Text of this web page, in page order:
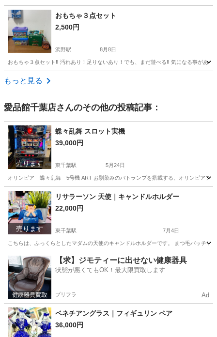
千葉 千葉市 海浜幕張駅 パズル
おもちゃ３点セット
2,500円
浜野駅 8月8日
おもちゃ３点セット‼️ 汚れあり！足りないあり！でも、まだ遊べる‼️ 気になる事があれ
千葉 千葉市
もっと見る
愛品館千葉店さんのその他の投稿記事：
売ります
蝶々乱舞 スロット実機
39,000円
東千葉駅 5月24日
オリンピア 蝶々乱舞 5号機 ART お馴染みのパトランプを搭載する、オリンピアブ
千葉 千葉市 東千葉駅 その他
売ります
リサラーソン 天使｜キャンドルホルダー
22,000円
東千葉駅 7月4日
こちらは、ふっくらとしたマダムの天使のキャンドルホルダーです。 まつ毛パッチ
千葉 千葉市 東千葉駅 インテリア雑貨/小物 天使
【求】ジモティーに出せない健康器具
状態が悪くてもOK！最大限買取します
プリフラ Ad
ベネチアングラス｜フィギュリン ペア
36,000円